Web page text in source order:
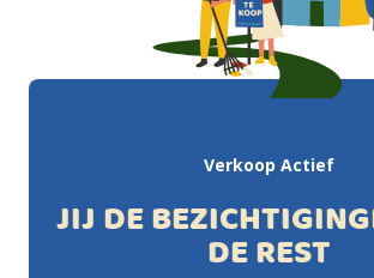
Verkoop Actief
JIJ DE
DE REST